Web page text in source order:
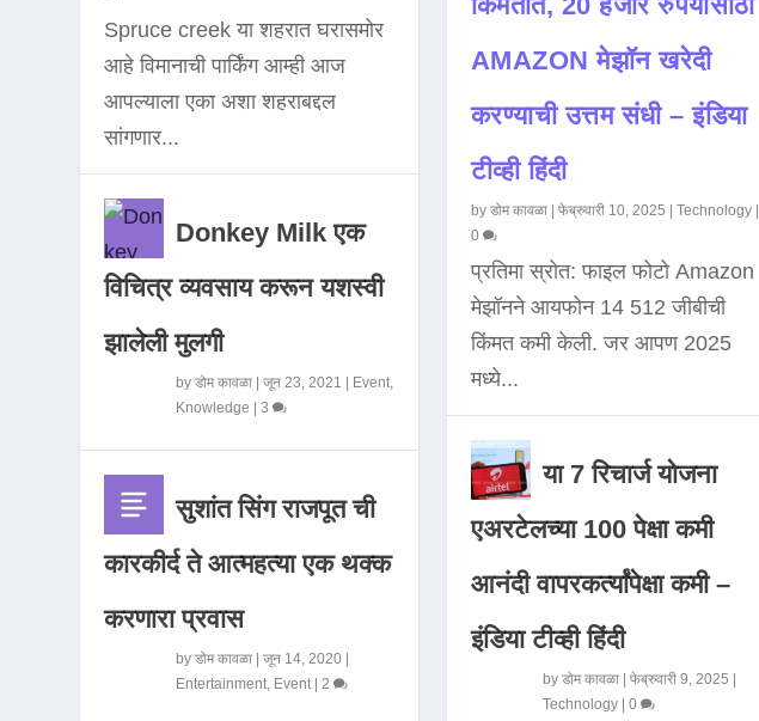
Spruce creek या शहरात घरासमोर
आहे विमानाची पार्किंग आम्ही आज
आपल्याला एका अशा शहराबद्दल
सांगणार...
Donkey Milk एक
विचित्र व्यवसाय करून यशस्वी
झालेली मुलगी
byडोम कावळा |जून 23, 2021 Event,
Knowledge |3
सुशांत सिंग राजपूत ची
कारकीर्द ते आत्महत्या एक थक्क
करणारा प्रवास
byडोम कावळा |जून 14, 2020
Entertainment, Event|2
AMAZON मेझॉन खरेदी
करण्याची उत्तम संधी – इंडिया
टीव्ही हिंदी
by डोम कावळा| फेब्रुवारी 10, 2025 | Technology|
0
प्रतिमा स्रोत: फाइल फोटो Amazon
मेझॉनने आयफोन 14 512 जीबीची
किंमत कमी केली. जर आपण 2025
मध्ये...
या 7 रिचार्ज योजना
एअरटेलच्या 100 पेक्षा कमी
आनंदी वापरकर्त्यांपेक्षा कमी –
इंडिया टीव्ही हिंदी
by डोम कावळा| फेब्रुवारी 9, 2025 |
Technology| 0